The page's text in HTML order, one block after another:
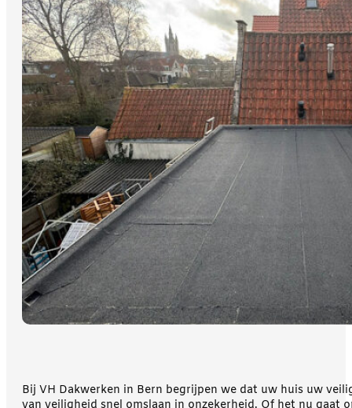
Bij VH Dakwerken in Bern begrijpen we dat uw huis uw